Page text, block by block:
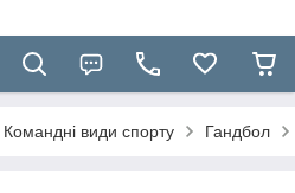
Командні види спорту Гандбол